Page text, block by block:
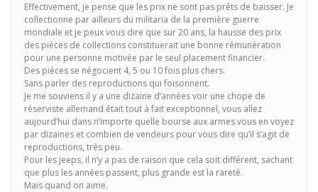
Effectivement, je pense que les prix ne sont pas prêts de baisser. Je
collectionne par ailleurs du militaria de la première guerre
mondiale et je peux vous dire que sur 20 ans, la hausse des prix
des pièces de collections constituerait une bonne rémunération
pour une personne motivée par le seul placement financier.
Des pièces se négocient 4, 5 ou 10 fois plus chers.
Sans parler des reproductions qui foisonnent.
Je me souviens il y a une dizaine d’années voir une chope de
réserviste allemand était tout à fait exceptionnel, vous allez
aujourd’hui dans n’importe quelle bourse aux armes vous en voyez
par dizaines et combien de vendeurs pour vous dire qu’il s’agit de
reproductions, très peu.
Pour les jeeps, il n’y a pas de raison que cela soit différent, sachant
que plus les années passent, plus grande est la rareté.
Mais quand on aime.